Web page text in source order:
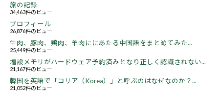
旅の記録
34,463件のビュー
プロフィール
26,876件のビュー
牛肉、豚肉、鶏肉、羊肉ににあたる中国語をまとめてみた...
25,449件のビュー
増設メモリがハードウェア予約済みとなり正しく認識されない...
21,167件のビュー
韓国を英語で「コリア（Korea）」と呼ぶのはなぜなのか？...
21,052件のビュー